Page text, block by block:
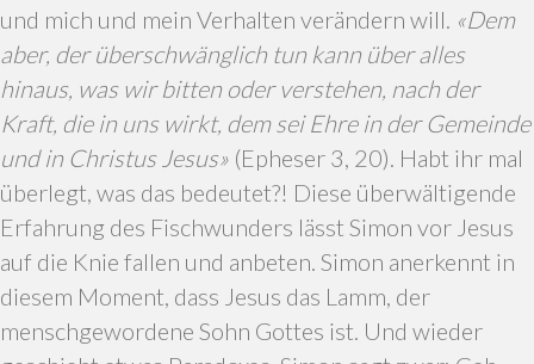
und mich und mein Verhalten verändern will. «Dem
aber, der überschwänglich tun kann über alles
hinaus, was wir bitten oder verstehen, nach der
Kraft, die in uns wirkt, dem sei Ehre in der Gemeinde
und in Christus Jesus» (Epheser 3, 20). Habt ihr mal
überlegt, was das bedeutet?! Diese überwältigende
Erfahrung des Fischwunders lässt Simon vor Jesus
auf die Knie fallen und anbeten. Simon anerkennt in
diesem Moment, dass Jesus das Lamm, der
menschgewordene Sohn Gottes ist. Und wieder